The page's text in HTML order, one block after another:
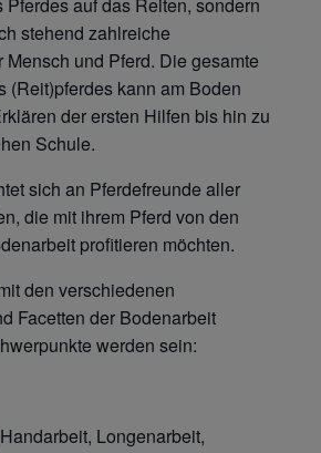
Pferdes auf das Reiten, sondern
stehend zahlreiche
Mensch und Pferd. Die gesamte
(Reit)pferdes kann am Boden
der ersten Hilfen bis hin zu
Schule.
sich an Pferdefreunde aller
die mit ihrem Pferd von den
profitieren möchten.
den verschiedenen
Facetten der Bodenarbeit
werden sein:
Longenarbeit,